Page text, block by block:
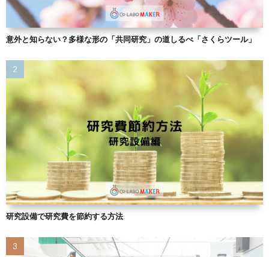
意外と知らない？多様な形の「共同研究」の道しるべ「さくらツール」
研究設備で研究費を節約する方法